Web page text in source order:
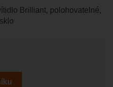
Brilliant, polohovatelné,